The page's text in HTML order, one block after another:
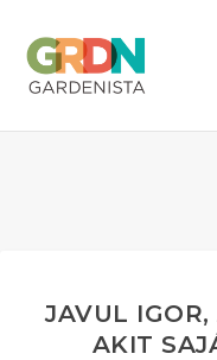
JAVUL
AKIT